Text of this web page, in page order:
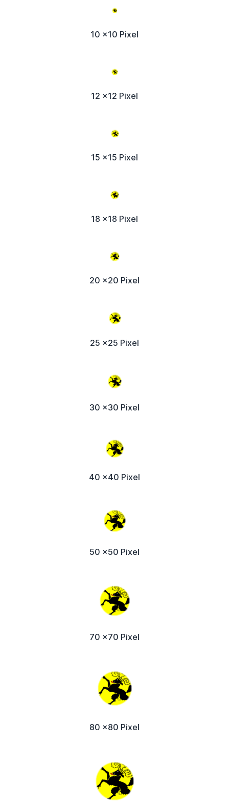
10 x10 Pixel
12 x12 Pixel
15 x15 Pixel
18 x18 Pixel
20 x20 Pixel
25 x25 Pixel
30 x30 Pixel
40 x40 Pixel
50 x50 Pixel
70 x70 Pixel
80 x80 Pixel